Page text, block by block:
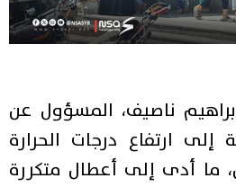
ناصيف، المسؤول عن
إلى ارتفاع درجات الحرارة
ما أدى إلى أعطال متكررة